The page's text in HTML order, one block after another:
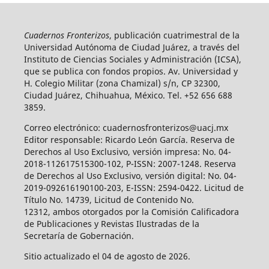
Cuadernos Fronterizos, publicación cuatrimestral de la
Universidad Autónoma de Ciudad Juárez, a través del
Instituto de Ciencias Sociales y Administración (ICSA),
que se publica con fondos propios. Av. Universidad y
H. Colegio Militar (zona Chamizal) s/n, CP 32300,
Ciudad Juárez, Chihuahua, México. Tel. +52 656 688
3859.
Correo electrónico: cuadernosfronterizos@uacj.mx
Editor responsable: Ricardo León García. Reserva de
Derechos al Uso Exclusivo, versión impresa: No. 04-
2018-112617515300-102, P-ISSN: 2007-1248. Reserva
de Derechos al Uso Exclusivo, versión digital: No. 04-
2019-092616190100-203, E-ISSN: 2594-0422. Licitud de
Título No. 14739, Licitud de Contenido No.
12312, ambos otorgados por la Comisión Calificadora
de Publicaciones y Revistas Ilustradas de la
Secretaría de Gobernación.
Sitio actualizado el 04 de agosto de 2026.